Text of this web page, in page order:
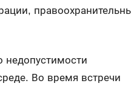
недопустимости
Во время встречи